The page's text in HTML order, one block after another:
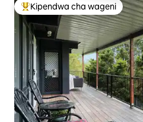
Kipendwa maarufu cha wageni
Kipendwa cha wageni